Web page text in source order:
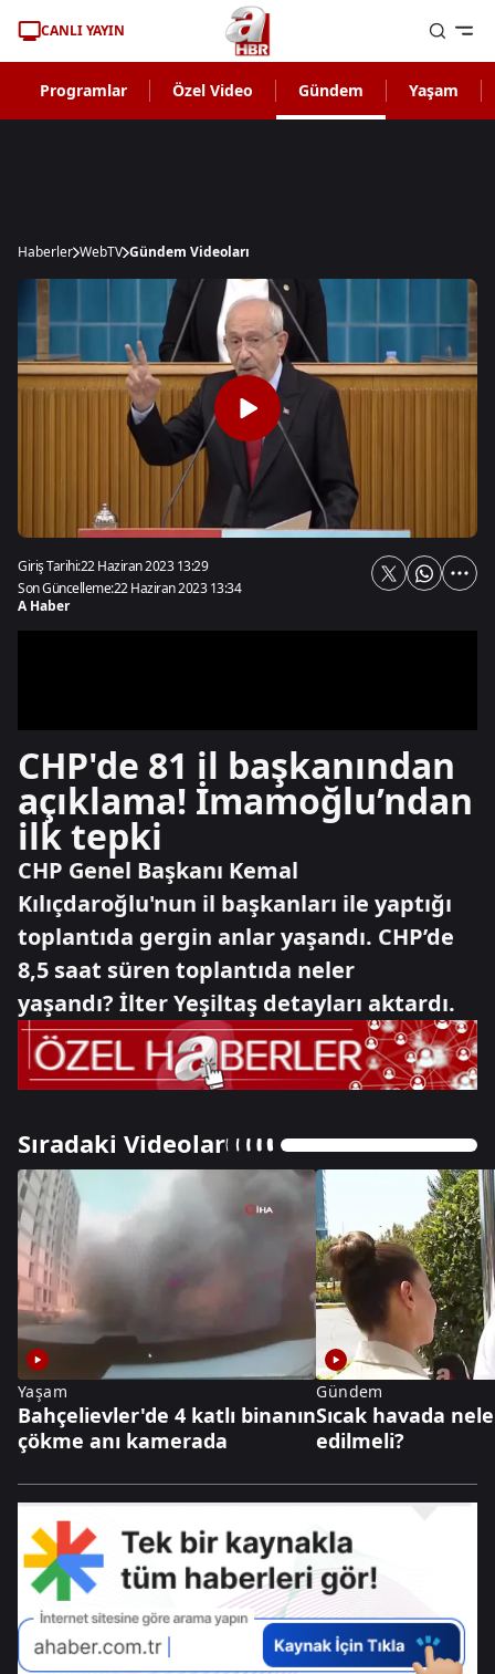
CANLI YAYIN
Programlar Özel Video Gündem Yaşam
Haberler WebTV Gündem Videoları
Giriş Tarihi:22 Haziran 2023 13:29
Son Güncelleme:22 Haziran 2023 13:34
A Haber
CHP'de 81 il başkanından
açıklama! İmamoğlu’ndan
ilk tepki
CHP Genel Başkanı Kemal
Kılıçdaroğlu'nun il başkanları ile yaptığı
toplantıda gergin anlar yaşandı. CHP’de
8,5 saat süren toplantıda neler
yaşandı? İlter Yeşiltaş detayları aktardı.
Sıradaki Videolar
Yaşam
Bahçelievler'de 4 katlı binanın
çökme anı kamerada
Gündem
Sıcak havada
edilmeli?